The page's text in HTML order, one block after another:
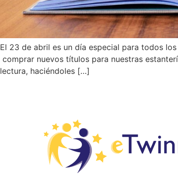
El 23 de abril es un día especial para todos
comprar nuevos títulos para nuestras
lectura, haciéndoles […]